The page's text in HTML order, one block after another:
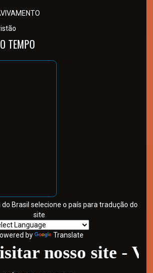
TEMPO
Brasil selecione o país para tradução do
site
by Translate
site - Volte